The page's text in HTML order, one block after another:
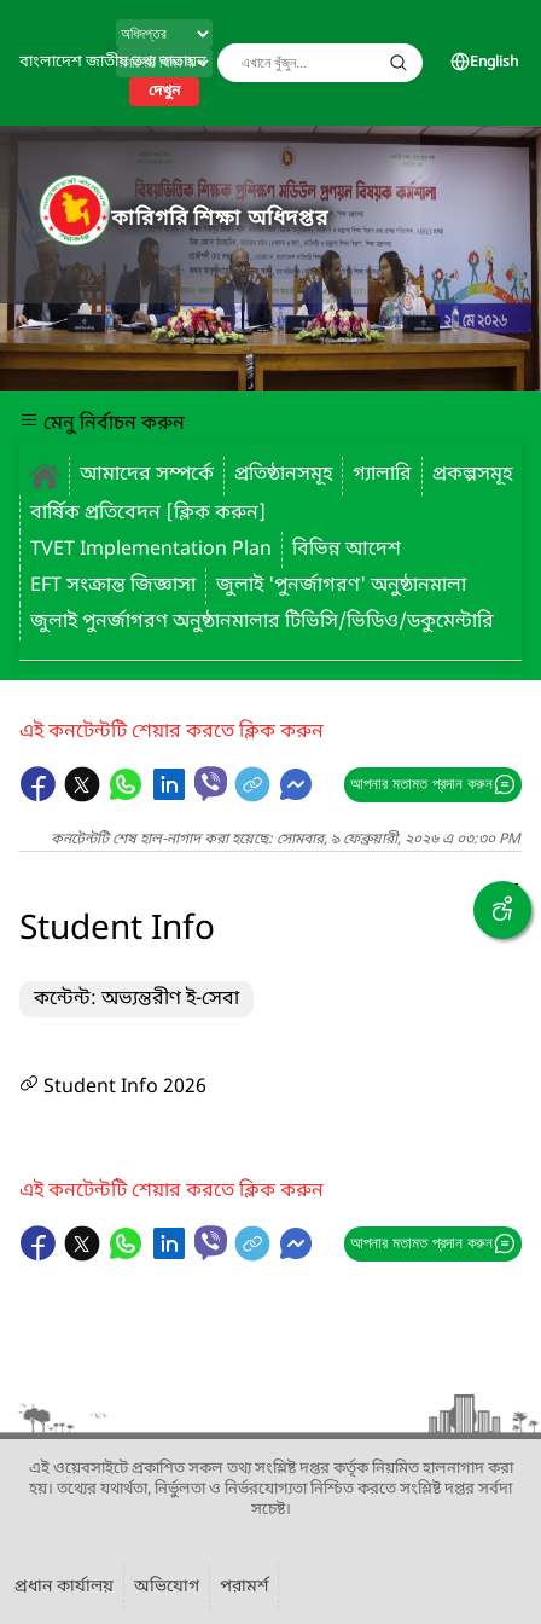
বাংলাদেশ জাতীয় তথ্য বাতায়ন
দেখুন
English
কারিগরি শিক্ষা অধিদপ্তর
মেনু নির্বাচন করুন
আমাদের সম্পর্কে
প্রতিষ্ঠানসমূহ গ্যালারি
প্রকল্পসমূহ
বার্ষিক প্রতিবেদন [ক্লিক করুন]
TVET Implementation Plan
বিভিন্ন আদেশ
EFT সংক্রান্ত জিজ্ঞাসা
জুলাই 'পুনর্জাগরণ' অনুষ্ঠানমালা
জুলাই পুনর্জাগরণ অনুষ্ঠানমালার টিভিসি/ভিডিও/ডকুমেন্টারি
এই কনটেন্টটি শেয়ার করতে ক্লিক করুন
আপনার মতামত প্রদান করুন
কনটেন্টটি শেষ হাল-নাগাদ করা হয়েছে: সোমবার, ৯ ফেব্রুয়ারী, ২০২৬ এ ০৩:৩০ PM
Student Info
কন্টেন্ট: অভ্যন্তরীণ ই-সেবা
Student Info 2026
এই কনটেন্টটি শেয়ার করতে ক্লিক করুন
আপনার মতামত প্রদান করুন
এই ওয়েবসাইটে প্রকাশিত সকল তথ্য সংশ্লিষ্ট দপ্তর কর্তৃক নিয়মিত হালনাগাদ করা
হয়। তথ্যের যথার্থতা, নির্ভুলতা ও নির্ভরযোগ্যতা নিশ্চিত করতে সংশ্লিষ্ট দপ্তর সর্বদা
সচেষ্ট।
প্রধান কার্যালয় অভিযোগ পরামর্শ